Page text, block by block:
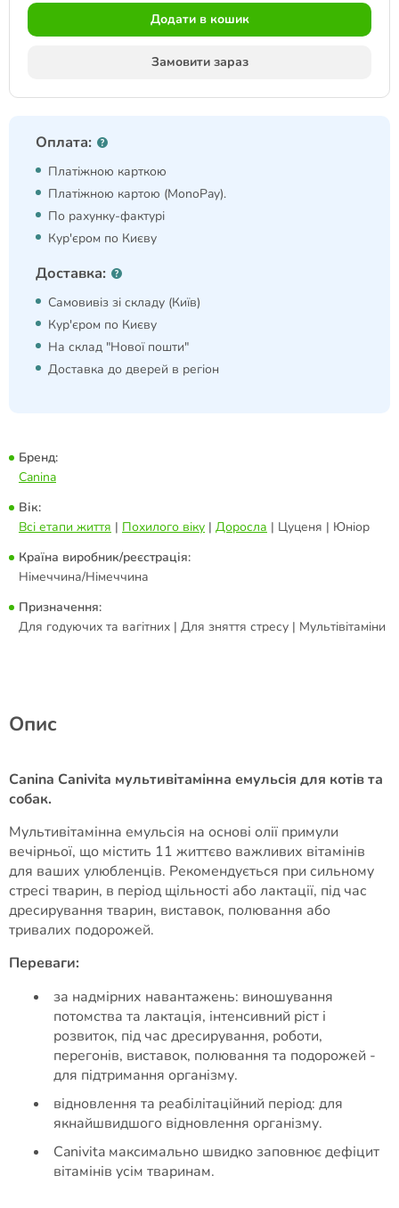
Додати в кошик
Замовити зараз
Оплата:
Платіжною карткою
Платіжною картою (MonoPay).
По рахунку-фактурі
Кур'єром по Києву
Доставка:
Самовивіз зі складу (Київ)
Кур'єром по Києву
На склад "Нової пошти"
Доставка до дверей в регіон
Бренд:
Canina
Вік:
Всі етапи життя | Похилого віку | Доросла | Цуценя | Юніор
Країна виробник/реєстрація:
Німеччина/Німеччина
Призначення:
Для годуючих та вагітних | Для зняття стресу | Мультівітаміни
Опис
Canina Canivita мультивітамінна емульсія для котів та
собак.
Мультивітамінна емульсія на основі олії примули
вечірньої, що містить 11 життєво важливих вітамінів
для ваших улюбленців. Рекомендується при сильному
стресі тварин, в період щільності або лактації, під час
дресирування тварин, виставок, полювання або
тривалих подорожей.
Переваги:
за надмірних навантажень: виношування
потомства та лактація, інтенсивний ріст і
розвиток, під час дресирування, роботи,
перегонів, виставок, полювання та подорожей -
для підтримання організму.
відновлення та реабілітаційний період: для
якнайшвидшого відновлення організму.
Сanivita максимально швидко заповнює дефіцит
вітамінів усім тваринам.